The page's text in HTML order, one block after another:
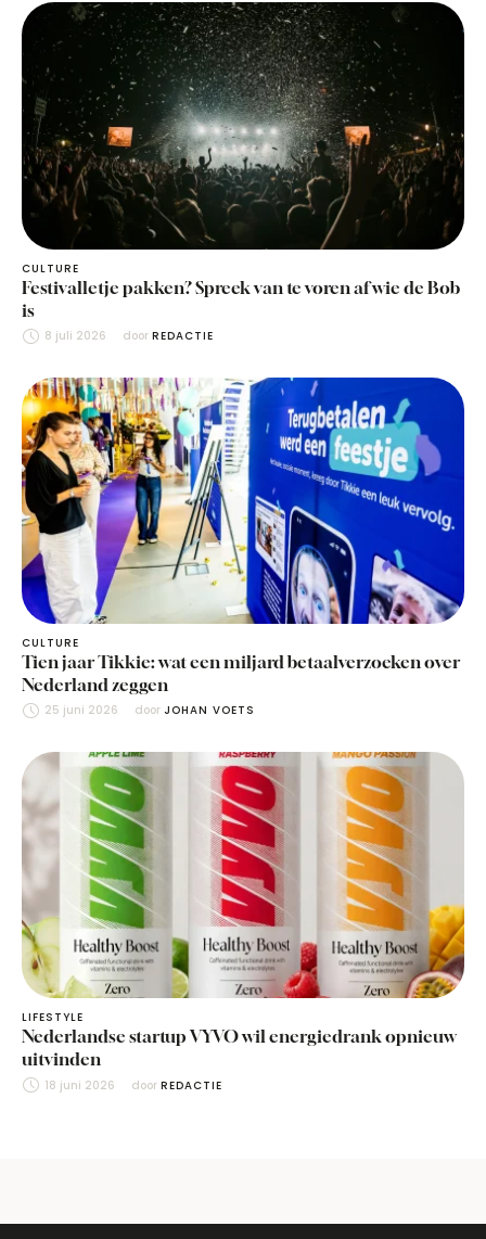
CULTURE
Festivalletje pakken? Spreek van te voren af wie de Bob
is
8 juli 2026 door REDACTIE
CULTURE
Tien jaar Tikkie: wat een miljard betaalverzoeken over
Nederland zeggen
25 juni 2026 door JOHAN VOETS
LIFESTYLE
Nederlandse startup VYVO wil energiedrank opnieuw
uitvinden
18 juni 2026 door REDACTIE